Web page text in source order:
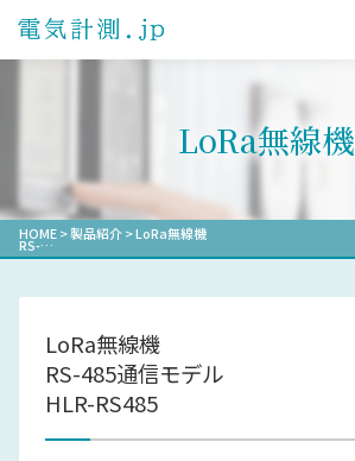
LoRa無線機
HOME>製品紹介>LoRa無線機
RS-…
LoRa無線機
RS-485通信モデル
HLR-RS485